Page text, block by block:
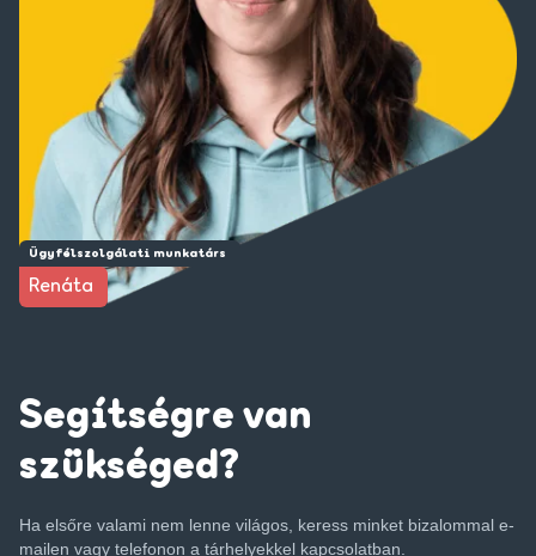
Ügyfélszolgálati munkatárs
Renáta
Segítségre van
szükséged?
Ha elsőre valami nem lenne világos, keress minket bizalommal e-
mailen vagy telefonon a tárhelyekkel kapcsolatban.